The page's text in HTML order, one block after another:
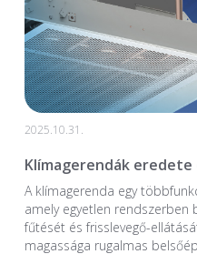
2025.10.31.
Klímagerendák eredete
A klímagerenda egy
amely egyetlen rendszerben
fűtését és frisslevegő-
magassága rugalmas